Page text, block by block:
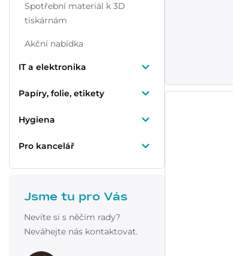
Spotřební materiál k 3D
tiskárnám
Akční nabídka
IT a elektronika
Papíry, folie, etikety
Hygiena
Pro kancelář
Jsme tu pro Vás
Nevíte si s něčím rady?
Neváhejte nás kontaktovat.